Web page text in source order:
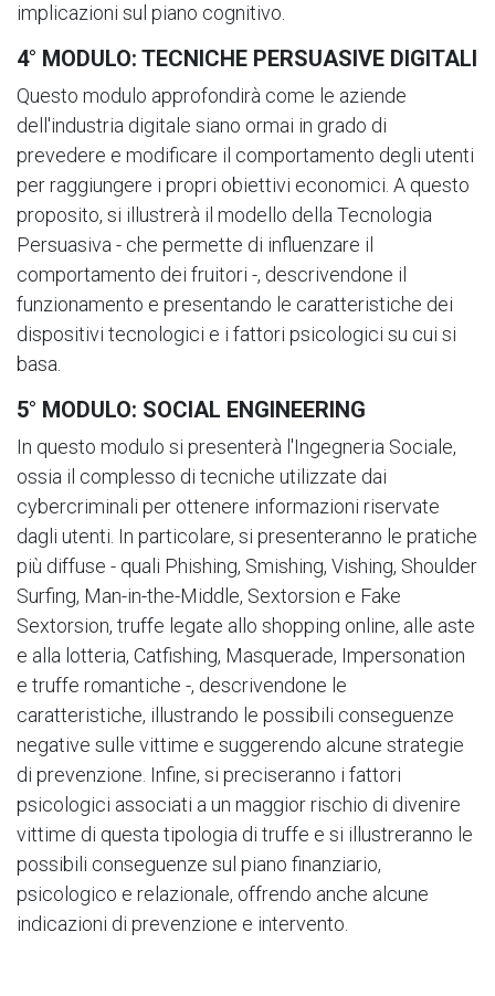
implicazioni sul piano cognitivo.
4° MODULO: TECNICHE PERSUASIVE DIGITALI
Questo modulo approfondirà come le aziende
dell'industria digitale siano ormai in grado di
prevedere e modificare il comportamento degli utenti
per raggiungere i propri obiettivi economici. A questo
proposito, si illustrerà il modello della Tecnologia
Persuasiva - che permette di influenzare il
comportamento dei fruitori -, descrivendone il
funzionamento e presentando le caratteristiche dei
dispositivi tecnologici e i fattori psicologici su cui si
basa.
5° MODULO: SOCIAL ENGINEERING
In questo modulo si presenterà l'Ingegneria Sociale,
ossia il complesso di tecniche utilizzate dai
cybercriminali per ottenere informazioni riservate
dagli utenti. In particolare, si presenteranno le pratiche
più diffuse - quali Phishing, Smishing, Vishing, Shoulder
Surfing, Man-in-the-Middle, Sextorsion e Fake
Sextorsion, truffe legate allo shopping online, alle aste
e alla lotteria, Catfishing, Masquerade, Impersonation
e truffe romantiche -, descrivendone le
caratteristiche, illustrando le possibili conseguenze
negative sulle vittime e suggerendo alcune strategie
di prevenzione. Infine, si preciseranno i fattori
psicologici associati a un maggior rischio di divenire
vittime di questa tipologia di truffe e si illustreranno le
possibili conseguenze sul piano finanziario,
psicologico e relazionale, offrendo anche alcune
indicazioni di prevenzione e intervento.